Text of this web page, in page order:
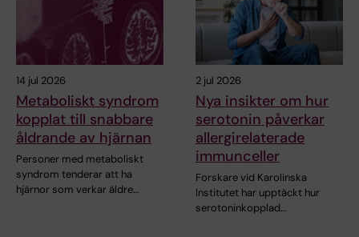
14 jul 2026
Metaboliskt syndrom
kopplat till snabbare
åldrande av hjärnan
Personer med metaboliskt
syndrom tenderar att ha
hjärnor som verkar äldre…
2 jul 2026
Nya insikter om hur
serotonin påverkar
allergirelaterade
immunceller
Forskare vid Karolinska
Institutet har upptäckt hur
serotoninkopplad…